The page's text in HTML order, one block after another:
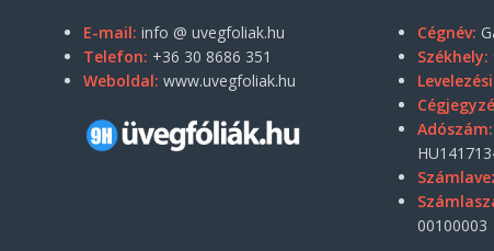
E-mail: info @ uvegfoliak.hu
Telefon: +36 30 8686 351
Weboldal: www.uvegfoliak.hu
Cégnév:
Székhely:
Adószám:
00100003